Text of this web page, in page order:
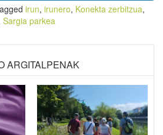
irun, irunero, Konekta zerbitzua,
Sargia parkea
ARGITALPENAK